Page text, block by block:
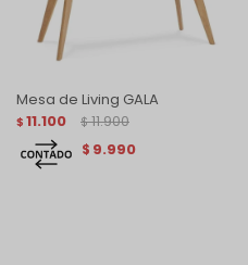
Mesa de Living GALA
$ 11.100 $ 11.900
$ 9.990